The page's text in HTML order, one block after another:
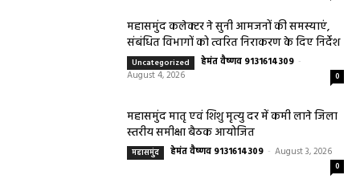
महासमुंद कलेक्टर ने सुनी आमजनों की समस्याएं,
संबंधित विभागों को त्वरित निराकरण के दिए निर्देश
Uncategorized हेमंत वैष्णव 9131614309 -
August 4, 2026
0
महासमुंद मातृ एवं शिशु मृत्यु दर में कमी लाने जिला
स्तरीय समीक्षा बैठक आयोजित
महासमुंद हेमंत वैष्णव 9131614309 - August 3, 2026
0